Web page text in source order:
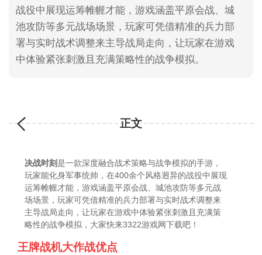
战役中展现运筹帷幄才能，游戏涵盖平原会战、城
池攻防等多元战场场景，玩家可凭借精准的兵力部
署与实时战术调整来主导战局走向，让玩家在游戏
中体验紧张刺激且充满策略性的战争模拟。
正文
决战时刻是一款深度融合战术策略与战争模拟的手游，
玩家能化身军事统帅，在400余个风格迥异的战役中展现
运筹帷幄才能，游戏涵盖平原会战、城池攻防等多元战
场场景，玩家可凭借精准的兵力部署与实时战术调整来
主导战局走向，让玩家在游戏中体验紧张刺激且充满策
略性的战争模拟，大家快来3322游戏网下载吧！
王牌战机大作战优点